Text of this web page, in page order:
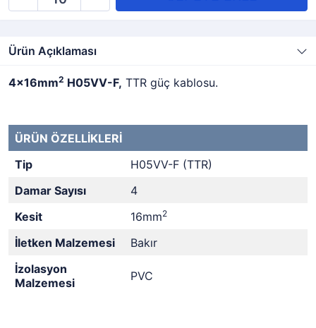
Ürün Açıklaması
4x16mm2 H05VV-F, TTR güç kablosu.
ÜRÜN ÖZELLİKLERİ
Tip
H05VV-F (TTR)
Damar Sayısı
4
Kesit
16mm2
İletken Malzemesi
Bakır
İzolasyon
Malzemesi
PVC